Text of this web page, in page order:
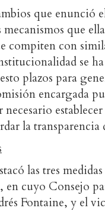
que enunció
que
compiten con
se
plazos para
encargada
necesario
la transparencia
las tres
en cuyo Consejo
Fontaine, y el